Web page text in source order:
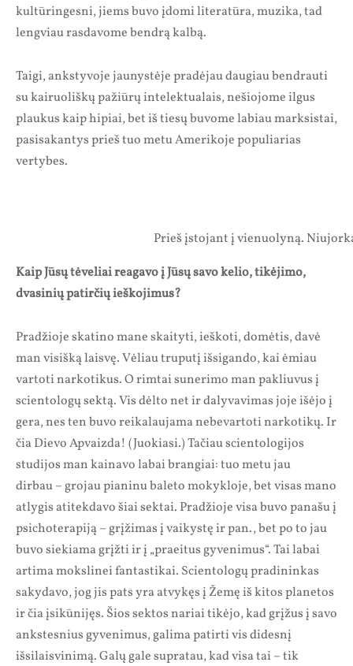
kultūringesni, jiems buvo įdomi literatūra, muzika, tad
lengviau rasdavome bendrą kalbą.
Taigi, ankstyvoje jaunystėje pradėjau daugiau bendrauti
su kairuoliškų pažiūrų intelektualais, nešiojome ilgus
plaukus kaip hipiai, bet iš tiesų buvome labiau marksistai,
pasisakantys prieš tuo metu Amerikoje populiarias
vertybes.
Prieš įstojant į vienuolyną.
Kaip Jūsų tėveliai reagavo į Jūsų savo kelio, tikėjimo,
dvasinių patirčių ieškojimus?
Pradžioje skatino mane skaityti, ieškoti, domėtis, davė
man visišką laisvę. Vėliau truputį išsigando, kai ėmiau
vartoti narkotikus. O rimtai sunerimo man pakliuvus į
scientologų sektą. Vis dėlto net ir dalyvavimas joje išėjo į
gera, nes ten buvo reikalaujama nebevartoti narkotikų. Ir
čia Dievo Apvaizda! (Juokiasi.) Tačiau scientologijos
studijos man kainavo labai brangiai: tuo metu jau
dirbau – grojau pianinu baleto mokykloje, bet visas mano
atlygis atitekdavo šiai sektai. Pradžioje visa buvo panašu į
psichoterapiją – grįžimas į vaikystę ir pan., bet po to jau
buvo siekiama grįžti ir į „praeitus gyvenimus“. Tai labai
artima mokslinei fantastikai. Scientologų pradininkas
sakydavo, jog jis pats yra atvykęs į Žemę iš kitos planetos
ir čia įsikūnijęs. Šios sektos nariai tikėjo, kad grįžus į savo
ankstesnius gyvenimus, galima patirti vis didesnį
išsilaisvinimą. Galų gale supratau, kad visa tai – tik